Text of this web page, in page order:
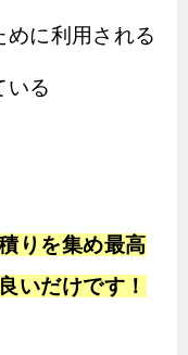
に利用される
いる
りを集め最高
いだけです！